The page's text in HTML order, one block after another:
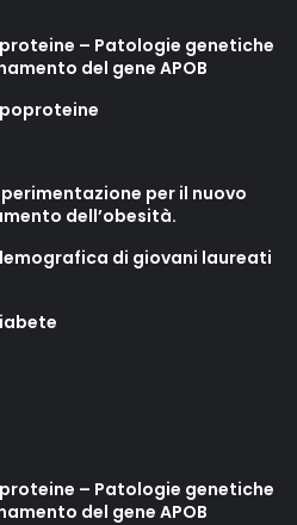
– Patologie genetiche
del gene APOB
per il nuovo
dell’obesità.
di giovani laureati
– Patologie genetiche
del gene APOB